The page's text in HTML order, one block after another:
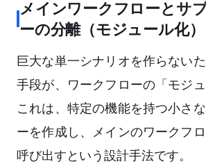
メインワークフローとサ
ーの分離（モジュール化）
巨大な単一シナリオを作らない
手段が、ワークフローの「モジュ
これは、特定の機能を持つ小さ
ーを作成し、メインのワークフ
呼び出すという設計手法です。